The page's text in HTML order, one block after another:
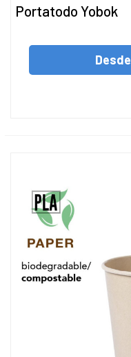
Portatodo Yobok
Desde